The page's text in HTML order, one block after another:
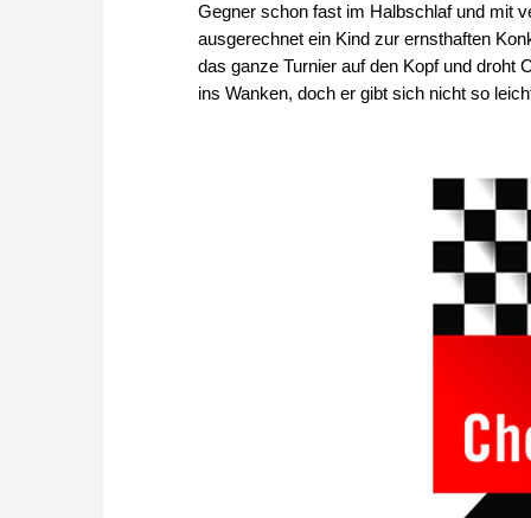
Gegner schon fast im Halbschlaf und mit
ausgerechnet ein Kind zur ernsthaften
das ganze Turnier auf den Kopf und droht
ins Wanken, doch er gibt sich nicht so